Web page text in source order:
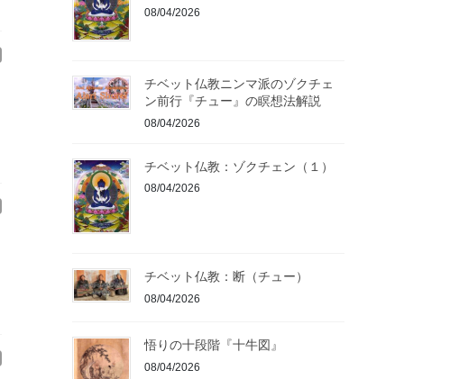
08/04/2026
チベット仏教ニンマ派のゾクチェ
ン前行『チュー』の瞑想法解説
08/04/2026
チベット仏教：ゾクチェン（１）
08/04/2026
チベット仏教：断（チュー）
08/04/2026
悟りの十段階『十牛図』
08/04/2026